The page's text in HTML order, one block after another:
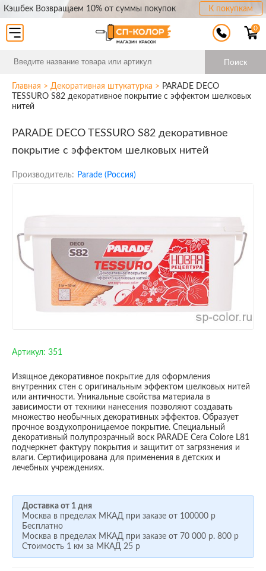
Кэшбек Возвращаем 10% от суммы покупок К покупкам
Поиск
0
Главная > Декоративная штукатурка > PARADE DECO
TESSURO S82 декоративное покрытие с эффектом шелковых
нитей
PARADE DECO TESSURO S82 декоративное
покрытие с эффектом шелковых нитей
Производитель: Parade (Россия)
Артикул: 351
Изящное декоративное покрытие для оформления
внутренних стен с оригинальным эффектом шелковых нитей
или античности. Уникальные свойства материала в
зависимости от техники нанесения позволяют создавать
множество необычных декоративных эффектов. Образует
прочное воздухопроницаемое покрытие. Специальный
декоративный полупрозрачный воск PARADE Cera Colore L81
подчеркнет фактуру покрытия и защитит от загрязнения и
влаги. Сертифицирована для применения в детских и
лечебных учреждениях.
Доставка от 1 дня
Москва в пределах МКАД при заказе от 100000 р
Бесплатно
Москва в пределах МКАД при заказе от 70 000 р. 800 р
Стоимость 1 км за МКАД 25 р